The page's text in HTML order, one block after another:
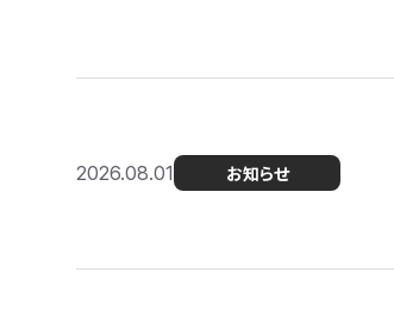
2026.08.01 お知らせ